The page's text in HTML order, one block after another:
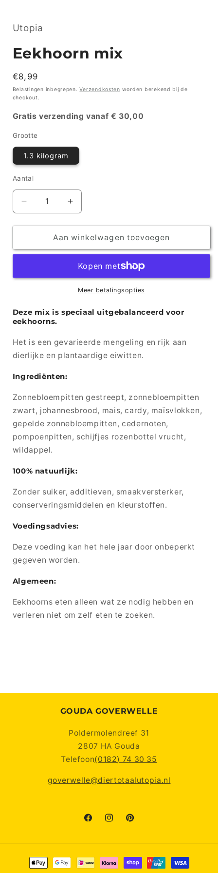
Utopia
Eekhoorn mix
Normale
prijs
€8,99
Belastingen inbegrepen.Verzendkosten worden berekend bij de
checkout.
Gratis verzending vanaf € 30,00
Grootte
1.3 kilogram
Aantal
Aantal
Aantal
verlagen
voor
Eekhoorn
mix
Aantal
verhogen
voor
Eekhoorn
mix
Aan winkelwagen toevoegen
Meer betalingsopties
Deze mix is speciaal uitgebalanceerd voor
eekhoorns.
Het is een gevarieerde mengeling en rijk aan
dierlijke en plantaardige eiwitten.
Ingrediënten:
Zonnebloempitten gestreept, zonnebloempitten
zwart, johannesbrood, mais, cardy, maïsvlokken,
gepelde zonnebloempitten, cedernoten,
pompoenpitten, schijfjes rozenbottel vrucht,
wildappel.
100% natuurlijk:
Zonder suiker, additieven, smaakversterker,
conserveringsmiddelen en kleurstoffen.
Voedingsadvies:
Deze voeding kan het hele jaar door onbeperkt
gegeven worden.
Algemeen:
Eekhoorns eten alleen wat ze nodig hebben en
verleren niet om zelf eten te zoeken.
GOUDA GOVERWELLE
Poldermolendreef 31
2807 HA Gouda
Telefoon(0182) 74 30 35
goverwelle@diertotaalutopia.nl
FacebookInstagramPinterest
Betaalmethoden